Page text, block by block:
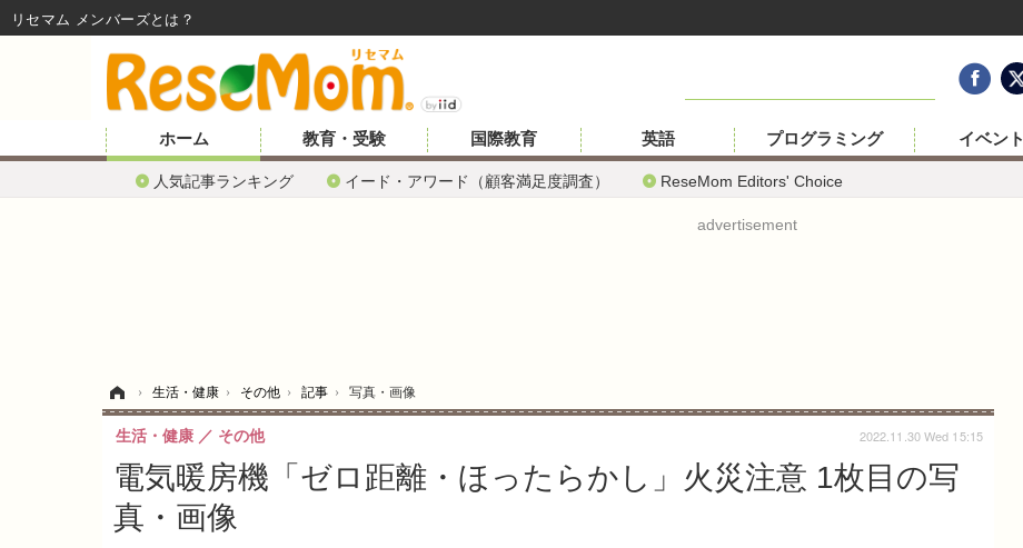
ホーム
人気記事ランキング イード・アワード（顧客満足度調査） ReseMom Editors' Choice
教育・受験 国際教育 英語 プログラミング イベント
advertisement
› 生活・健康 › その他 › 記事 › 写真・画像
電気暖房機「ゼロ距離・ほったらかし」火災注意 1枚目の写
真・画像
生活・健康 その他 2022.11.30 Wed 15:15
リセマム メンバーズ